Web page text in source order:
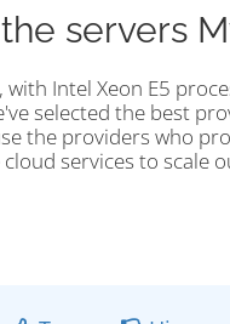
servers
Intel Xeon E5
selected the best
the providers who
services to scale